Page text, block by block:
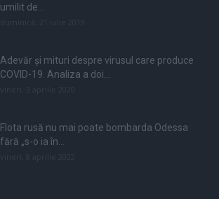
umilit de...
Adevăr și mituri despre virusul care produce
COVID-19. Analiza a doi...
Flota rusă nu mai poate bombarda Odessa
fără „s-o ia în...